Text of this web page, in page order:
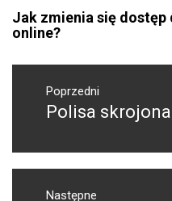
Jak zmienia się dostęp
online?
Nawigacja
wpisuPoprzedni
Poprzedni
Polisa
Następne